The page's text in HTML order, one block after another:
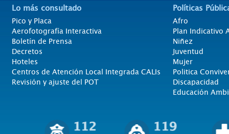
Lo más consultado
Pico y Placa
Aerofotografía Interactiva
Boletín de Prensa
Decretos
Hoteles
Centros de Atención Local Integrada CALIs
Revisión y ajuste del POT
Políticas
Afro
Plan Indicativo
Niñez
Juventud
Mujer
Politica
Discapacidad
Educación